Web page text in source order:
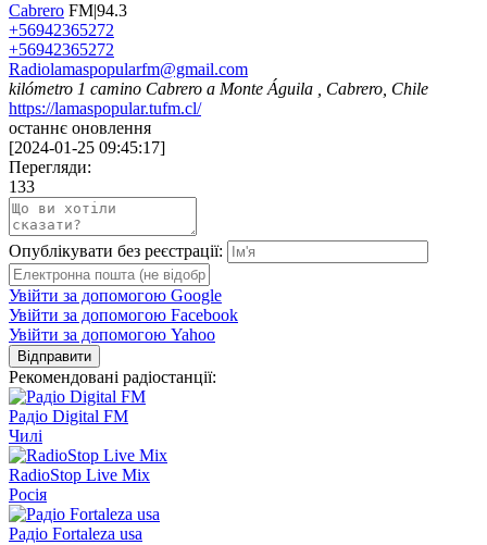
Cabrero FM|94.3
+56942365272
+56942365272
Radiolamaspopularfm@gmail.com
kilómetro 1 camino Cabrero a Monte Águila , Cabrero, Chile
https://lamaspopular.tufm.cl/
останнє оновлення
[2024-01-25 09:45:17]
Перегляди:
133
Опублікувати без реєстрації:
Увійти за допомогою Google
Увійти за допомогою Facebook
Увійти за допомогою Yahoo
Відправити
Рекомендовані радіостанції:
Радіо Digital FM
Чилі
RadioStop Live Mix
Росія
Радіо Fortaleza usa